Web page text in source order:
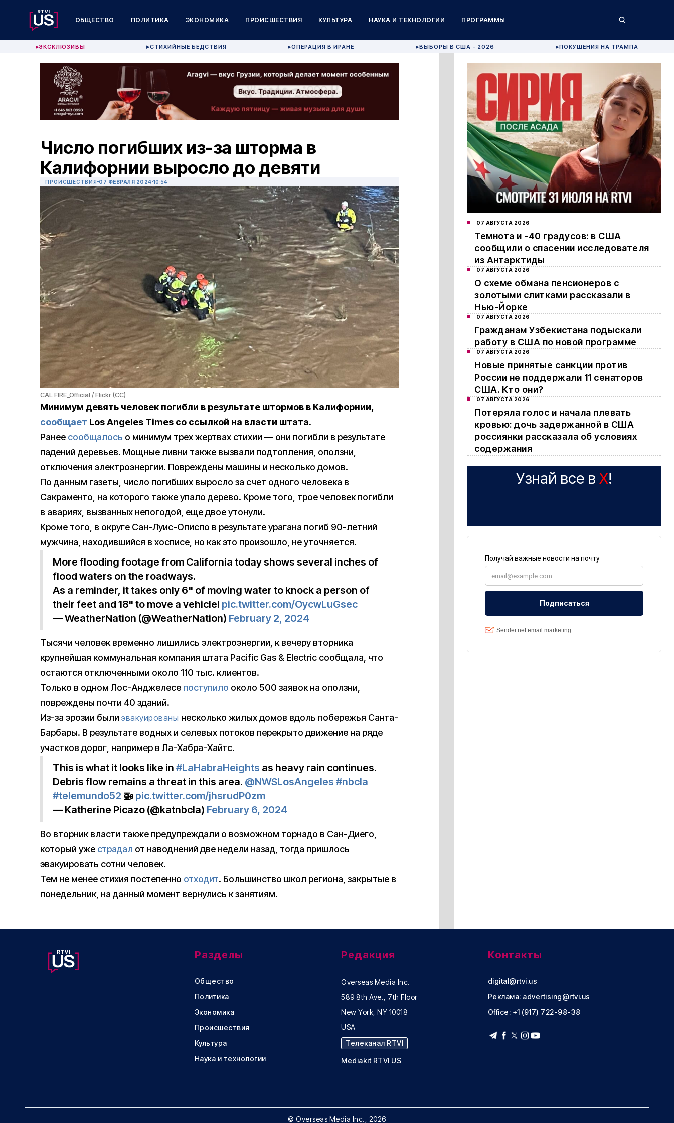
ОБЩЕСТВО ПОЛИТИКА ЭКОНОМИКА ПРОИСШЕСТВИЯ КУЛЬТУРА НАУКА И ТЕХНОЛОГИИ ПРОГРАММЫ
▶ЭКСКЛЮЗИВЫ ▶СТИХИЙНЫЕ БЕДСТВИЯ ▶ОПЕРАЦИЯ В ИРАНЕ ▶ВЫБОРЫ В США - 2026 ▶ПОКУШЕНИЯ НА ТРАМПА
Число погибших из-за шторма в
Калифорнии выросло до девяти
ПРОИСШЕСТВИЯ 07 ФЕВРАЛЯ 2024 10:54
CAL FIRE_Official / Flickr (CC)
Минимум девять человек погибли в результате штормов в Калифорнии,
сообщает Los Angeles Times со ссылкой на власти штата.
Ранее сообщалось о минимум трех жертвах стихии — они погибли в результате
падений деревьев. Мощные ливни также вызвали подтопления, оползни,
отключения электроэнергии. Повреждены машины и несколько домов.
По данным газеты, число погибших выросло за счет одного человека в
Сакраменто, на которого также упало дерево. Кроме того, трое человек погибли
в авариях, вызванных непогодой, еще двое утонули.
Кроме того, в округе Сан-Луис-Описпо в результате урагана погиб 90-летний
мужчина, находившийся в хосписе, но как это произошло, не уточняется.
More flooding footage from California today shows several inches of
flood waters on the roadways.
As a reminder, it takes only 6" of moving water to knock a person of
their feet and 18" to move a vehicle! pic.twitter.com/OycwLuGsec
— WeatherNation (@WeatherNation) February 2, 2024
Тысячи человек временно лишились электроэнергии, к вечеру вторника
крупнейшая коммунальная компания штата Pacific Gas & Electric сообщала, что
остаются отключенными около 110 тыс. клиентов.
Только в одном Лос-Анджелесе поступило около 500 заявок на оползни,
повреждены почти 40 зданий.
Из-за эрозии были эвакуированы несколько жилых домов вдоль побережья Санта-
Барбары. В результате водных и селевых потоков перекрыто движение на ряде
участков дорог, например в Ла-Хабра-Хайтс.
This is what it looks like in #LaHabraHeights as heavy rain continues.
Debris flow remains a threat in this area. @NWSLosAngeles #nbcla
#telemundo52 🚁 pic.twitter.com/jhsrudP0zm
— Katherine Picazo (@katnbcla) February 6, 2024
Во вторник власти также предупреждали о возможном торнадо в Сан-Диего,
который уже страдал от наводнений две недели назад, тогда пришлось
эвакуировать сотни человек.
Тем не менее стихия постепенно отходит. Большинство школ региона, закрытые в
понедельник, на данный момент вернулись к занятиям.
07 АВГУСТА 2026
Темнота и -40 градусов: в США
сообщили о спасении исследователя
из Антарктиды
07 АВГУСТА 2026
О схеме обмана пенсионеров с
золотыми слитками рассказали в
Нью-Йорке
07 АВГУСТА 2026
Гражданам Узбекистана подыскали
работу в США по новой программе
07 АВГУСТА 2026
Новые принятые санкции против
России не поддержали 11 сенаторов
США. Кто они?
07 АВГУСТА 2026
Потеряла голос и начала плевать
кровью: дочь задержанной в США
россиянки рассказала об условиях
содержания
Узнай все в X!
Разделы
Общество
Политика
Экономика
Происшествия
Культура
Наука и технологии
Редакция
Overseas Media Inc.
589 8th Ave., 7th Floor
New York, NY 10018
USA
Телеканал RTVI
Mediakit RTVI US
Контакты
digital@rtvi.us
Реклама: advertising@rtvi.us
Office: +1 (917) 722-98-38
© Overseas Media Inc., 2026